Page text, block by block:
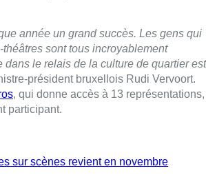
année un grand succès. Les gens qui
théâtres sont tous incroyablement
dans le relais de la culture de quartier est
président bruxellois Rudi Vervoort.
, qui donne accès à 13 représentations,
participant.
sur scènes revient en novembre